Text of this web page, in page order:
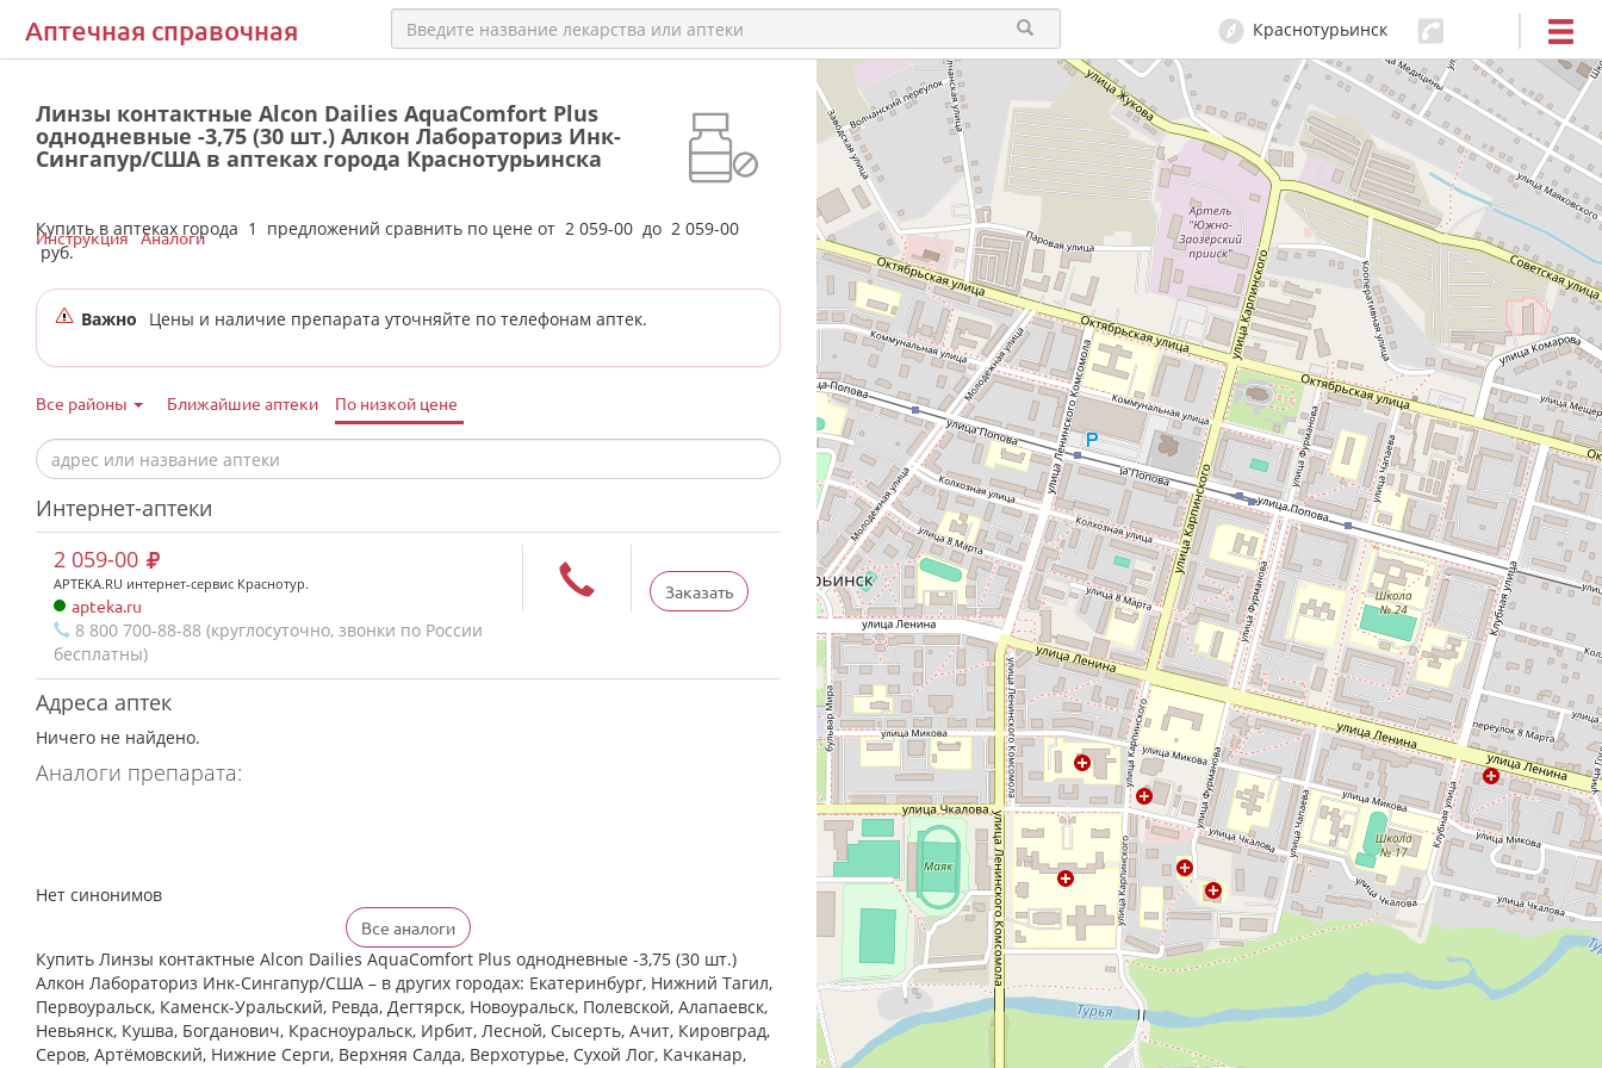
Аптечная справочная Краснотурьинск
Линзы контактные Alcon Dailies AquaComfort Plus
однодневные -3,75 (30 шт.) Алкон Лабораториз Инк-
Сингапур/США в аптеках города Краснотурьинска
Купить в аптеках города 1 предложений сравнить по цене от 2 059-00 до 2 059-00
руб.
Инструкция Аналоги
Важно Цены и наличие препарата уточняйте по телефонам аптек.
Все районы Ближайшие аптеки По низкой цене
Интернет-аптеки
Заказать
2 059-00
APTEKA.RU интернет-сервис Краснотур.
apteka.ru
8 800 700-88-88 (круглосуточно, звонки по России
бесплатны)
Адреса аптек
Ничего не найдено.
Аналоги препарата:
Нет синонимов
Все аналоги
Купить Линзы контактные Alcon Dailies AquaComfort Plus однодневные -3,75 (30 шт.)
Алкон Лабораториз Инк-Сингапур/США – в других городах: Екатеринбург, Нижний Тагил,
Первоуральск, Каменск-Уральский, Ревда, Дегтярск, Новоуральск, Полевской, Алапаевск,
Невьянск, Кушва, Богданович, Красноуральск, Ирбит, Лесной, Сысерть, Ачит, Кировград,
Серов, Артёмовский, Нижние Cерги, Верхняя Салда, Верхотурье, Сухой Лог, Качканар,